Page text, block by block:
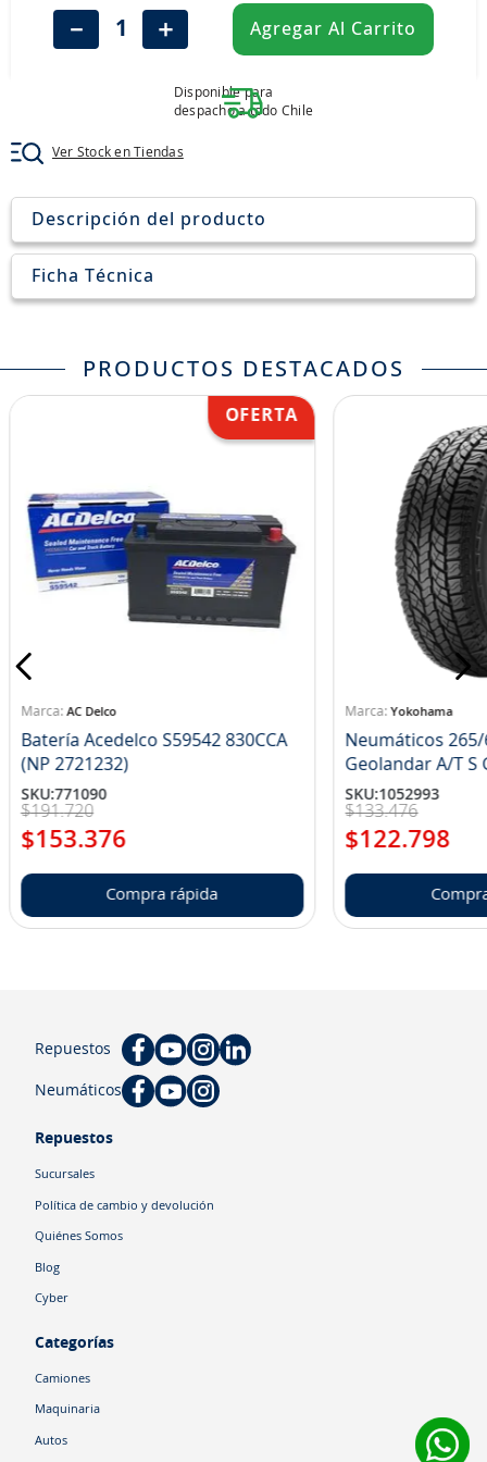
＋
－ Agregar Al Carrito
Disponible para
despacho a todo Chile
Ver Stock en Tiendas
Descripción del producto
Ficha Técnica
PRODUCTOS DESTACADOS
AC Delco
Batería Acedelco S59542 830CCA
(NP 2721232)
SKU:771090
$191.720
$153.376
Compra rápida
Yokohama
Neumáticos 265/
SKU:1052993
$133.476
$122.798
Repuestos
Neumáticos
Repuestos
Sucursales
Política de cambio y devolución
Quiénes Somos
Blog
Cyber
Categorías
Camiones
Maquinaria
Autos
205
235